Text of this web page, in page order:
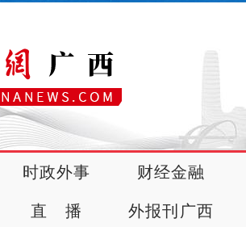
时政外事 财经金融
直 播 外报刊广西